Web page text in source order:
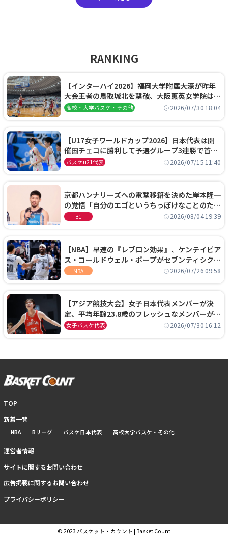
RANKING
【インターハイ2026】福岡大学附属大濠が昨年
大会王者の鳥取城北を撃破、大阪薫英女学院は岐
阜女子に完勝、大会3日目試合結果
高校・大学バスケ・その他 2026/07/30 18:04
【U17女子ワールドカップ2026】日本代表は開
催国チェコに勝利して予選グループ3連勝で首位
通過！準々決勝の相手はエジプトに決定
バスケu21代表 2026/07/15 11:40
京都ハンナリーズへの電撃移籍を決めた岸本隆一
の覚悟「自分のエゴというちっぽけなことのため
に、京都に来たわけではない」
B1 2026/08/04 19:39
【NBA】早速の『レブロン効果』、ケンテイビア
ス・コールドウェル・ポープがセブンティシクサ
ーズに1年契約で加入
NBA 2026/07/26 09:58
【アジア競技大会】女子日本代表メンバーが決
定、平均年齢23.8歳のフレッシュなメンバーが日
本開催の大舞台で頂点を狙う
女子バスケ代表 2026/07/30 16:12
TOP
新着一覧
NBA Bリーグ バスケ日本代表 高校大学バスケ・その他
運営者情報
サイトに関するお問い合わせ
広告掲載に関するお問い合わせ
プライバシーポリシー
© 2023 バスケット・カウント | Basket Count